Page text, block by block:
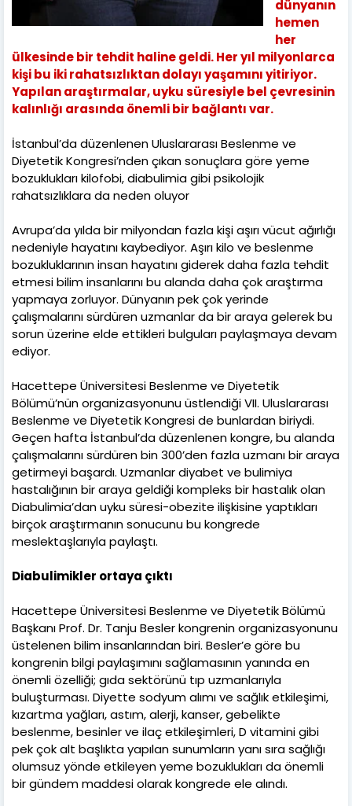
dünyanın
hemen
her
ülkesinde bir tehdit haline geldi. Her yıl milyonlarca
kişi bu iki rahatsızlıktan dolayı yaşamını yitiriyor.
Yapılan araştırmalar, uyku süresiyle bel çevresinin
kalınlığı arasında önemli bir bağlantı var.
İstanbul’da düzenlenen Uluslararası Beslenme ve
Diyetetik Kongresi’nden çıkan sonuçlara göre yeme
bozuklukları kilofobi, diabulimia gibi psikolojik
rahatsızlıklara da neden oluyor
Avrupa’da yılda bir milyondan fazla kişi aşırı vücut ağırlığı
nedeniyle hayatını kaybediyor. Aşırı kilo ve beslenme
bozukluklarının insan hayatını giderek daha fazla tehdit
etmesi bilim insanlarını bu alanda daha çok araştırma
yapmaya zorluyor. Dünyanın pek çok yerinde
çalışmalarını sürdüren uzmanlar da bir araya gelerek bu
sorun üzerine elde ettikleri bulguları paylaşmaya devam
ediyor.
Hacettepe Üniversitesi Beslenme ve Diyetetik
Bölümü’nün organizasyonunu üstlendiği VII. Uluslararası
Beslenme ve Diyetetik Kongresi de bunlardan biriydi.
Geçen hafta İstanbul’da düzenlenen kongre, bu alanda
çalışmalarını sürdüren bin 300’den fazla uzmanı bir araya
getirmeyi başardı. Uzmanlar diyabet ve bulimiya
hastalığının bir araya geldiği kompleks bir hastalık olan
Diabulimia’dan uyku süresi-obezite ilişkisine yaptıkları
birçok araştırmanın sonucunu bu kongrede
meslektaşlarıyla paylaştı.
Diabulimikler ortaya çıktı
Hacettepe Üniversitesi Beslenme ve Diyetetik Bölümü
Başkanı Prof. Dr. Tanju Besler kongrenin organizasyonunu
üstelenen bilim insanlarından biri. Besler’e göre bu
kongrenin bilgi paylaşımını sağlamasının yanında en
önemli özelliği; gıda sektörünü tıp uzmanlarıyla
buluşturması. Diyette sodyum alımı ve sağlık etkileşimi,
kızartma yağları, astım, alerji, kanser, gebelikte
beslenme, besinler ve ilaç etkileşimleri, D vitamini gibi
pek çok alt başlıkta yapılan sunumların yanı sıra sağlığı
olumsuz yönde etkileyen yeme bozuklukları da önemli
bir gündem maddesi olarak kongrede ele alındı.